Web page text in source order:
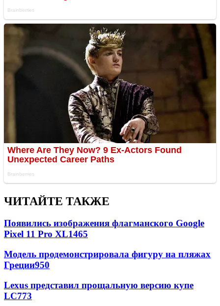
ЧИТАЙТЕ ТАКЖЕ
Появились изображения флагманского Google
Pixel 11 Pro XL1465
Модель продемонстрировала фигуру на пляжах
Греции950
Lexus представил прощальную версию купе
LC773